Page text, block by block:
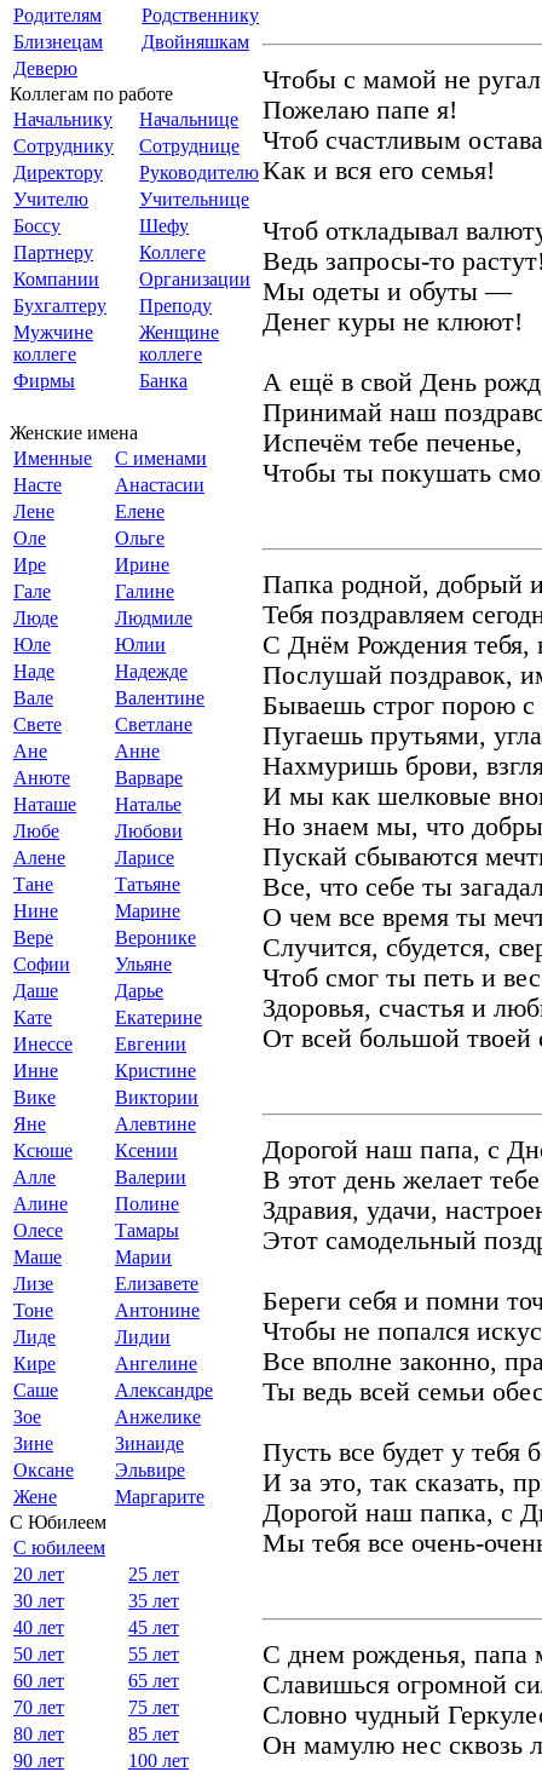
Родителям
Родственнику
Близнецам
Двойняшкам
Деверю
Коллегам по работе
Начальнику
Начальнице
Сотруднику
Сотруднице
Директору
Руководителю
Учителю
Учительнице
Боссу
Шефу
Партнеру
Коллеге
Компании
Организации
Бухгалтеру
Преподу
Мужчине
коллеге
Женщине
коллеге
Фирмы
Банка
Женские имена
Именные
С именами
Насте
Анастасии
Лене
Елене
Оле
Ольге
Ире
Ирине
Гале
Галине
Люде
Людмиле
Юле
Юлии
Наде
Надежде
Вале
Валентине
Свете
Светлане
Ане
Анне
Анюте
Варваре
Наташе
Наталье
Любе
Любови
Алене
Ларисе
Тане
Татьяне
Нине
Марине
Вере
Веронике
Софии
Ульяне
Даше
Дарье
Кате
Екатерине
Инессе
Евгении
Инне
Кристине
Вике
Виктории
Яне
Алевтине
Ксюше
Ксении
Алле
Валерии
Алине
Полине
Олесе
Тамары
Маше
Марии
Лизе
Елизавете
Тоне
Антонине
Лиде
Лидии
Кире
Ангелине
Саше
Александре
Зое
Анжелике
Зине
Зинаиде
Оксане
Эльвире
Жене
Маргарите
С Юбилеем
С юбилеем
20 лет
25 лет
30 лет
35 лет
40 лет
45 лет
50 лет
55 лет
60 лет
65 лет
70 лет
75 лет
80 лет
85 лет
90 лет
100 лет
Чтобы с мамой не
Пожелаю папе я!
Чтоб счастливым
Как и вся его семья!
Чтоб откладывал
Ведь запросы-то
Мы одеты и обуты —
Денег куры не клюют!
А ещё в свой День
Принимай наш
Испечём тебе печенье,
Чтобы ты покушать
Папка родной, добрый
Тебя поздравляем
С Днём Рождения
Послушай поздравок,
Бываешь строг порою
Пугаешь прутьями,
Нахмуришь брови,
И мы как шелковые
Но знаем мы, что
Пускай сбываются
Все, что себе ты
О чем все время ты
Случится, сбудется,
Чтоб смог ты петь и
Здоровья, счастья и
От всей большой твоей
Дорогой наш папа, с
В этот день желает
Здравия, удачи,
Этот самодельный
Береги себя и помни
Чтобы не попался
Все вполне законно,
Ты ведь всей семьи
Пусть все будет у тебя
И за это, так сказать,
Дорогой наш папка, с
Мы тебя все очень-
С днем рожденья, папа
Славишься огромной
Словно чудный
Он мамулю нес сквозь